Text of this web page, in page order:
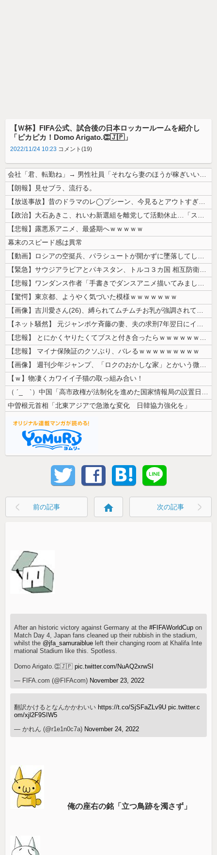
【Ｗ杯】FIFA公式、試合後の日本ロッカールームを紹介し
「ピカピカ！Domo Arigato.👏🇯🇵」
2022/11/24 10:23 コメント(19)
会社「君、転勤ね」→ 男性社員「それなら妻のほうが稼ぎいいんで辞めます...
【朗報】見せブラ、流行る。
【放送事故】昔のドラマのレ◯プシーン、今見るとアウトすぎる・・・
【政治】大石あきこ、れいわ新選組を離党して活動休止…「スジは通します」...
【悲報】露悪系アニメ、最盛期へｗｗｗｗｗ
幕末のスピード感は異常
【動画】ロシアの空挺兵、パラシュートが開かずに墜落してしまう。
【緊急】サウジアラビアとパキスタン、トルコ３カ国 相互防衛協定締結
【悲報】ワンダンス作者「手書きでダンスアニメ描いてみました」←アニメの...
【驚愕】東京都、ようやく気づいた模様ｗｗｗｗｗｗｗ
【画像】吉川愛さん(26)、縛られてムチムチお乳が強調されてしまう
【ネット騒然】 元ジャンポケ斉藤の妻、夫の求刑7年翌日にインスタ更新！...
【悲報】 とにかくヤりたくてブスと付き合ったらｗｗｗｗｗｗｗｗｗｗｗｗ...
【悲報】 マイナ保険証のクソぶり、バレるｗｗｗｗｗｗｗｗｗ
【画像】 週刊少年ジャンプ、「ロクのおかしな家」とかいう微妙な漫画を巻...
【ｗ】物凄くカワイイ子猫の取っ組み合い！
（ ´_ゝ`）中国「高市政権が法制化を進めた国家情報局の設置日が7月3...
中曽根元首相「北東アジアで急激な変化 日韓協力強化を」
前の記事 home 次の記事
After an historic victory against Germany at the#FIFAWorldCup on
Match Day 4, Japan fans cleaned up their rubbish in the stadium,
whilst the @jfa_samuraiblue left their changing room at Khalifa Inte
rnational Stadium like this. Spotless.
Domo Arigato.👏🇯🇵pic.twitter.com/NuAQ2xrwSI
— FIFA.com (@FIFAcom) November 23, 2022
翻訳かけるとなんかかわいい https://t.co/SjSFaZLv9U pic.twitter.c
om/xjl2F9SIW5
— かれん (@r1e1n0c7a) November 24, 2022
俺の座右の銘「立つ鳥跡を濁さず」